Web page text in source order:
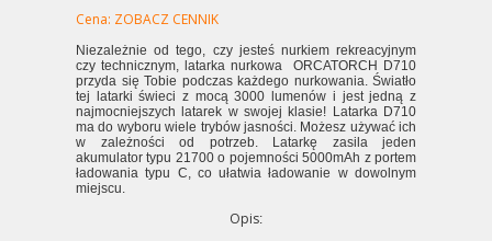
Cena: ZOBACZ CENNIK
Niezależnie od tego, czy jesteś nurkiem rekreacyjnym
czy technicznym, latarka nurkowa ORCATORCH D710
przyda się Tobie podczas każdego nurkowania. Światło
tej latarki świeci z mocą 3000 lumenów i jest jedną z
najmocniejszych latarek w swojej klasie! Latarka D710
ma do wyboru wiele trybów jasności. Możesz używać ich
w zależności od potrzeb. Latarkę zasila jeden
akumulator typu 21700 o pojemności 5000mAh z portem
ładowania typu C, co ułatwia ładowanie w dowolnym
miejscu.
Opis: